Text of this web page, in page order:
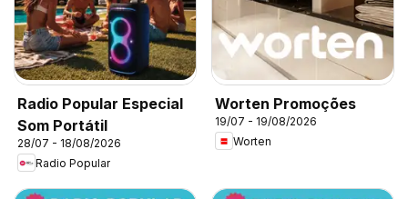
Radio Popular Especial
Som Portátil
28/07 - 18/08/2026
Radio Popular
Worten Promoções
19/07 - 19/08/2026
Worten